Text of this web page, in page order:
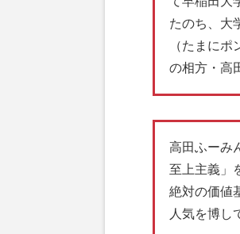
たのち、大
（たまに
の相方・高
高田ふーみ
至上主義」
絶対の価値
人気を博し